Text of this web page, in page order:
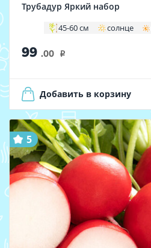
Трубадур Яркий набор
45-60 см солнце
99 .00 i
Добавить в корзину
5